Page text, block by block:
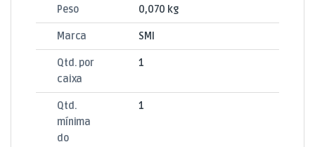
Peso 0,070 kg
Marca SMI
Qtd. por
caixa
1
Qtd.
mínima
do
1